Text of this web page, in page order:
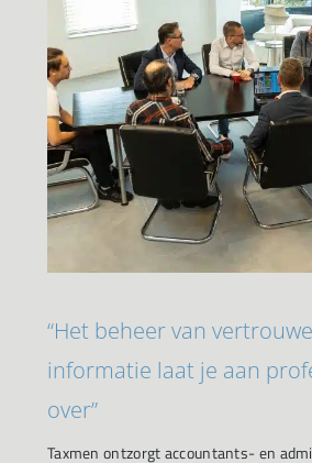
“Het beheer van
informatie laat je aan
over”
Taxmen ontzorgt accountants- en